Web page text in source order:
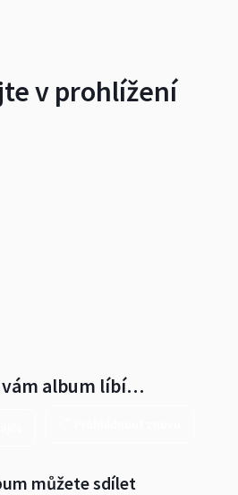
v prohlížení
vám album líbí…
můžete sdílet